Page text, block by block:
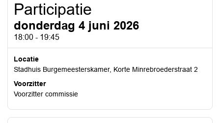
Participatie
donderdag 4 juni 2026
18:00 - 19:45
Locatie
Stadhuis Burgemeesterskamer, Korte Minrebroederstraat 2
Voorzitter
Voorzitter commissie